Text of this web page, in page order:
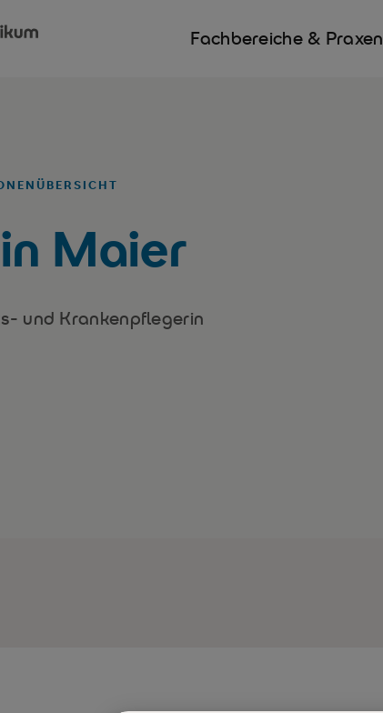
Fachbereiche & Praxen
Maier
und Krankenpflegerin